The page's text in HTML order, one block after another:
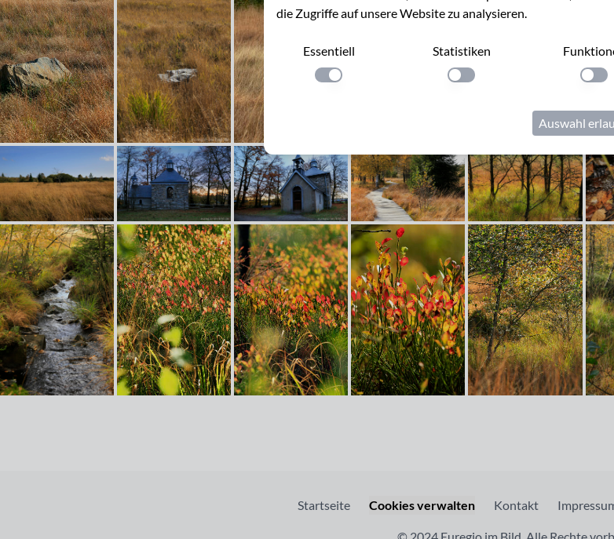
Startseite Cookies verwalten Kontakt
die Zugriffe auf unsere Website zu analysieren.
Essentiell
Einstellung anwenden
Statistiken
Einstellung anwenden
Auswahl